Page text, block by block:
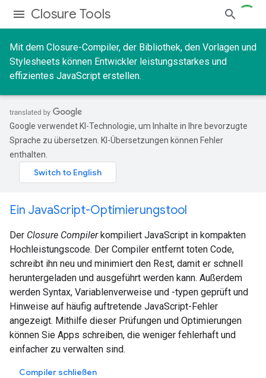
Closure Tools
Mit dem Closure-Compiler, der Bibliothek, den Vorlagen und
Stylesheets können Entwickler leistungsstarkes und
effizientes JavaScript erstellen.
Google verwendet KI-Technologie, um Inhalte in Ihre bevorzugte
Sprache zu übersetzen. KI-Übersetzungen können Fehler
enthalten.
Ein JavaScript-Optimierungstool
Der Closure Compilerkompiliert JavaScript in kompakten
Hochleistungscode. Der Compiler entfernt toten Code,
schreibt ihn neu und minimiert den Rest, damit er schnell
heruntergeladen und ausgeführt werden kann. Außerdem
werden Syntax, Variablenverweise und -typen geprüft und
Hinweise auf häufig auftretende JavaScript-Fehler
angezeigt. Mithilfe dieser Prüfungen und Optimierungen
können Sie Apps schreiben, die weniger fehlerhaft und
einfacher zu verwalten sind.
Compiler schließen